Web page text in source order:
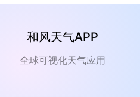
和风天气APP
全球可视化天气应用